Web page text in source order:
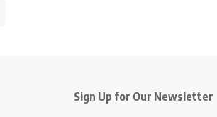
Sign Up for Our Newsletter